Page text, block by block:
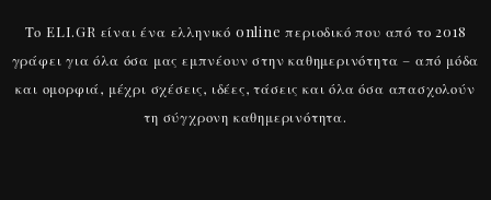
Το ELI.GR είναι ένα ελληνικό online περιοδικό που από το 2018
γράφει για όλα όσα μας εμπνέουν στην καθημερινότητα – από μόδα
και ομορφιά, μέχρι σχέσεις, ιδέες, τάσεις και όλα όσα απασχολούν
τη σύγχρονη καθημερινότητα.